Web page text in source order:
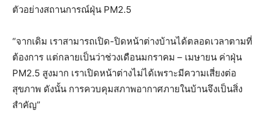
ตัวอย่างสถานการณ์ฝุ่น PM2.5
“จากเดิม เราสามารถเปิด-ปิดหน้าต่างบ้านได้ตลอดเวลาตามที่
ต้องการ แต่กลายเป็นว่าช่วงเดือนมกราคม – เมษายน ค่าฝุ่น
PM2.5 สูงมาก เราเปิดหน้าต่างไม่ได้เพราะมีความเสี่ยงต่อ
สุขภาพ ดังนั้น การควบคุมสภาพอากาศภายในบ้านจึงเป็นสิ่ง
สำคัญ”